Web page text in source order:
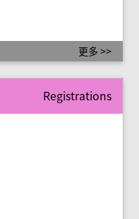
更多 >>
Registrations